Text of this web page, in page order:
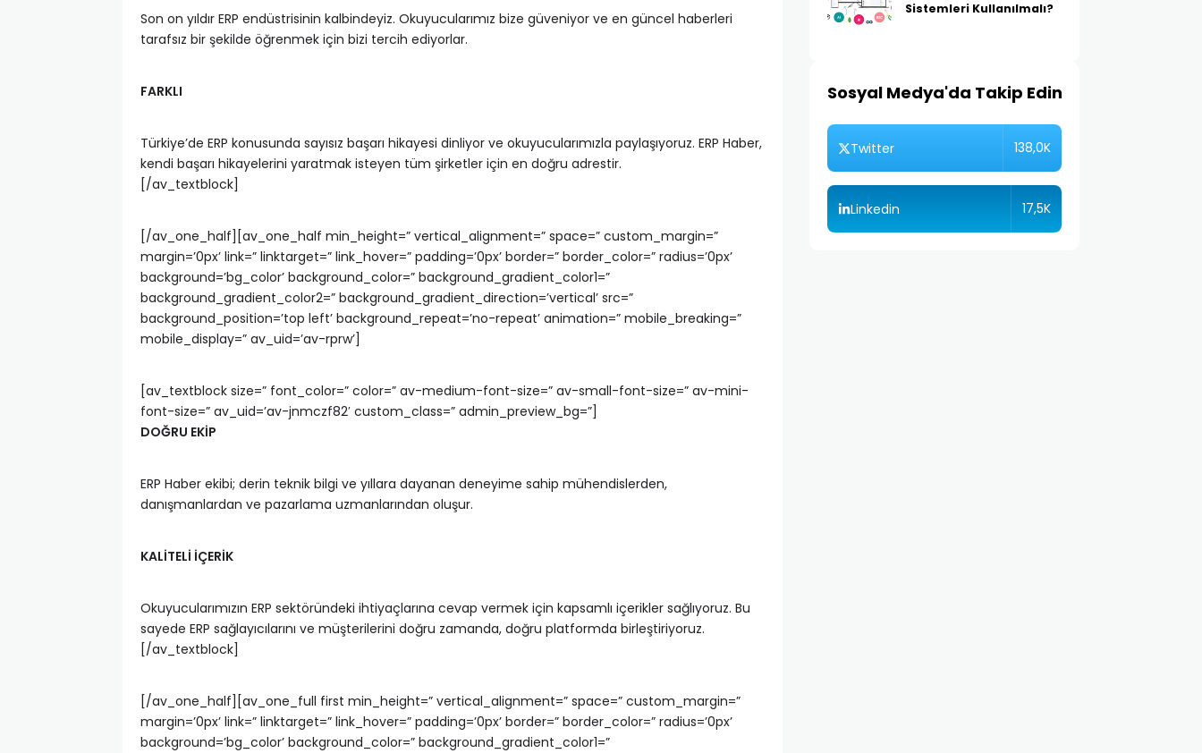
Son on yıldır ERP endüstrisinin kalbindeyiz. Okuyucularımız bize güveniyor ve en güncel haberleri
tarafsız bir şekilde öğrenmek için bizi tercih ediyorlar.
FARKLI
Türkiye’de ERP konusunda sayısız başarı hikayesi dinliyor ve okuyucularımızla paylaşıyoruz. ERP Haber,
kendi başarı hikayelerini yaratmak isteyen tüm şirketler için en doğru adrestir.
[/av_textblock]
[/av_one_half][av_one_half min_height=” vertical_alignment=” space=” custom_margin=”
margin=’0px’ link=” linktarget=” link_hover=” padding=’0px’ border=” border_color=” radius=’0px’
background=’bg_color’ background_color=” background_gradient_color1=”
background_gradient_color2=” background_gradient_direction=’vertical’ src=”
background_position=’top left’ background_repeat=’no-repeat’ animation=” mobile_breaking=”
mobile_display=” av_uid=’av-rprw’]
[av_textblock size=” font_color=” color=” av-medium-font-size=” av-small-font-size=” av-mini-
font-size=” av_uid=’av-jnmczf82′ custom_class=” admin_preview_bg=”]
DOĞRU EKİP
ERP Haber ekibi; derin teknik bilgi ve yıllara dayanan deneyime sahip mühendislerden,
danışmanlardan ve pazarlama uzmanlarından oluşur.
KALİTELİ İÇERİK
Okuyucularımızın ERP sektöründeki ihtiyaçlarına cevap vermek için kapsamlı içerikler sağlıyoruz. Bu
sayede ERP sağlayıcılarını ve müşterilerini doğru zamanda, doğru platformda birleştiriyoruz.
[/av_textblock]
[/av_one_half][av_one_full first min_height=” vertical_alignment=” space=” custom_margin=”
margin=’0px’ link=” linktarget=” link_hover=” padding=’0px’ border=” border_color=” radius=’0px’
background=’bg_color’ background_color=” background_gradient_color1=”
Sistemleri Kullanılmalı?
Sosyal Medya'da Takip Edin
Twitter 138,0K
Linkedin 17,5K